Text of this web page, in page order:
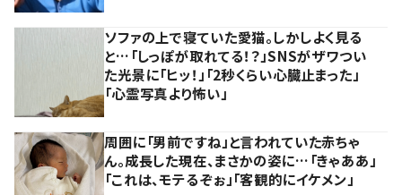
ソファの上で寝ていた愛猫。しかしよく見る
と…「しっぽが取れてる！？」SNSがザワつい
た光景に「ヒッ！」「2秒くらい心臓止まった」
「心霊写真より怖い」
周囲に「男前ですね」と言われていた赤ちゃ
ん。成長した現在、まさかの姿に…「きゃああ」
「これは、モテるぞぉ」「客観的にイケメン」